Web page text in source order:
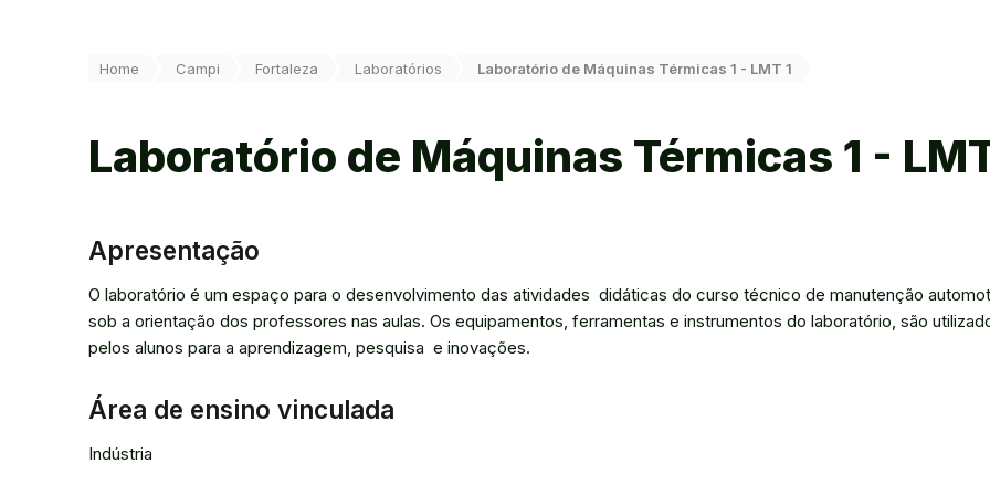
Você está aqui:
Home Campi Fortaleza Laboratórios Laboratório de Máquinas Térmicas 1 - LMT 1
Laboratório de Máquinas Térmicas 1 -
Apresentação
O laboratório é um espaço para o desenvolvimento das atividades didáticas do curso técnico de manutenção
sob a orientação dos professores nas aulas. Os equipamentos, ferramentas e instrumentos do laboratório, são
pelos alunos para a aprendizagem, pesquisa e inovações.
Área de ensino vinculada
Indústria